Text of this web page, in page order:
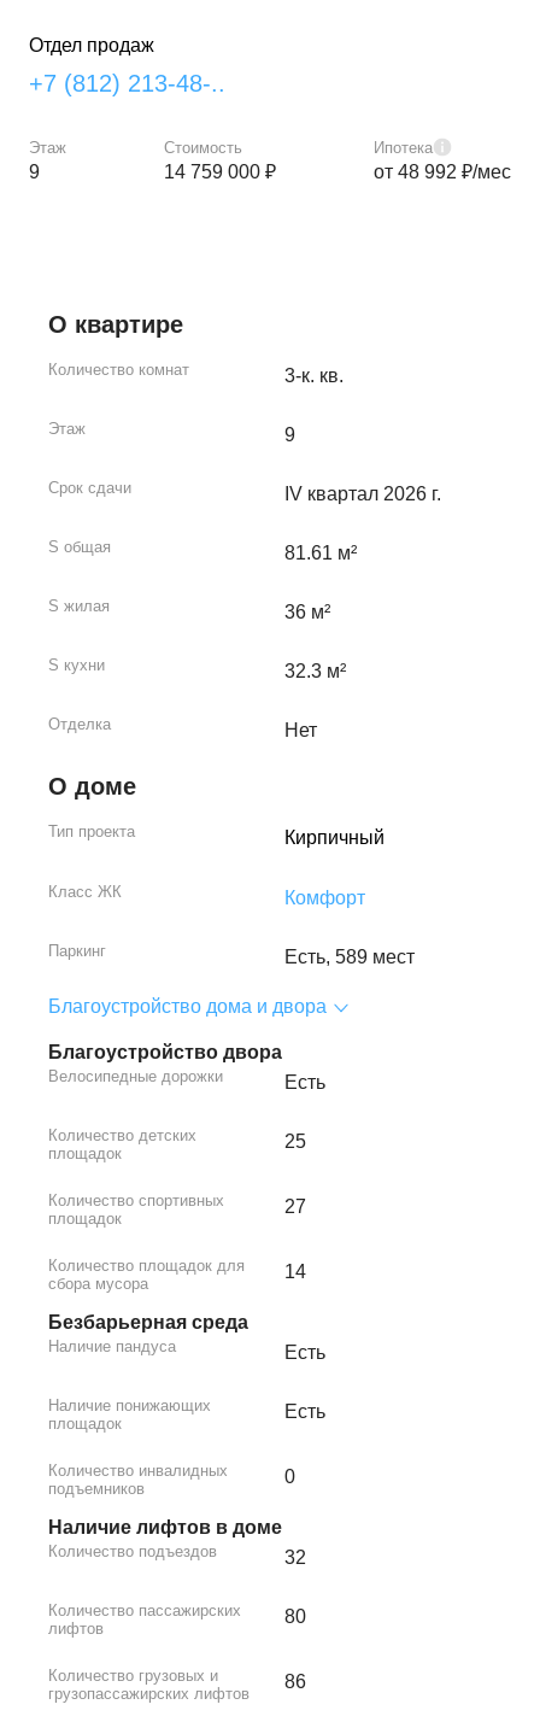
Отдел продаж
+7 (812) 213-48-..
Этаж
9
Стоимость
14 759 000 ₽
Ипотека
от 48 992 ₽/мес
О квартире
Количество комнат 3-к. кв.
Этаж 9
Срок сдачи IV квартал 2026 г.
S общая 81.61 м²
S жилая 36 м²
S кухни 32.3 м²
Отделка Нет
О доме
Тип проекта Кирпичный
Класс ЖК Комфорт
Паркинг Есть, 589 мест
Благоустройство дома и двора
Благоустройство двора
Велосипедные дорожки Есть
Количество детских
площадок
25
Количество спортивных
площадок
27
Количество площадок для
сбора мусора
14
Безбарьерная среда
Наличие пандуса Есть
Наличие понижающих
площадок
Есть
Количество инвалидных
подъемников
0
Наличие лифтов в доме
Количество подъездов 32
Количество пассажирских
лифтов
80
Количество грузовых и
грузопассажирских лифтов
86